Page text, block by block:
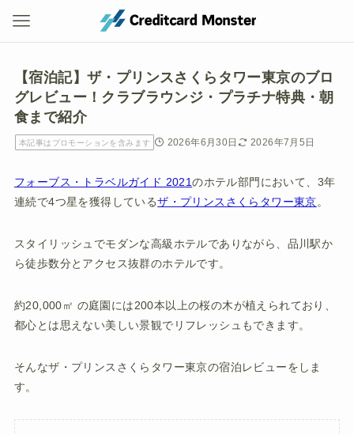
【宿泊記】ザ・プリンスさくらタワー東京のブロ
グレビュー！クラブラウンジ・プラチナ特典・朝
食まで紹介
本記事はプロモーションを含みます 2026年6月30日 2026年7月5日
フォーブス・トラベルガイド 2021のホテル部門において、3年
連続で4つ星を獲得しているザ・プリンスさくらタワー東京。
スタイリッシュでモダンな高級ホテルでありながら、品川駅か
ら徒歩数分とアクセス抜群のホテルです。
約20,000㎡ の庭園には200本以上の桜の木が植えられており、
都心とは思えない美しい景観でリフレッシュもできます。
そんなザ・プリンスさくらタワー東京の宿泊レビューをしま
す。